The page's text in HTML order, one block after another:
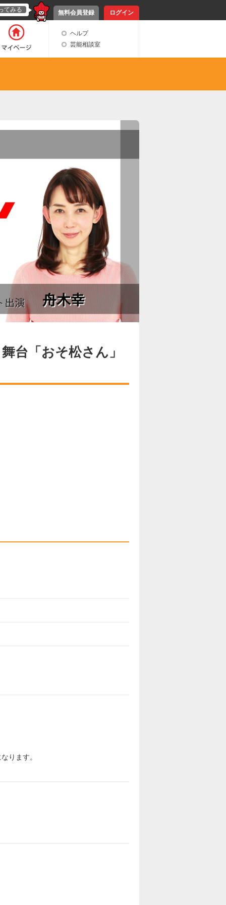
無料会員登録 ログイン
てみる
ヘルプ
芸能相談室
台「おそ松さん」
ります。